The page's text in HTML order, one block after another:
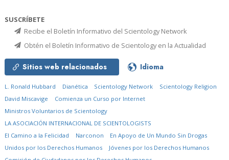
SUSCRÍBETE
Recibe el Boletín Informativo del Scientology Network
Obtén el Boletín Informativo de Scientology en la Actualidad
Sitios web relacionados Idioma
L. Ronald Hubbard Dianética Scientology Network
Scientology Religion
David Miscavige
Comienza un Curso por Internet
Ministros Voluntarios de Scientology
LA ASOCIACIÓN INTERNACIONAL DE SCIENTOLOGISTS
El Camino a la Felicidad
Narconon
En Apoyo de Un Mundo Sin Drogas
Unidos por los Derechos Humanos
Jóvenes por los Derechos Humanos